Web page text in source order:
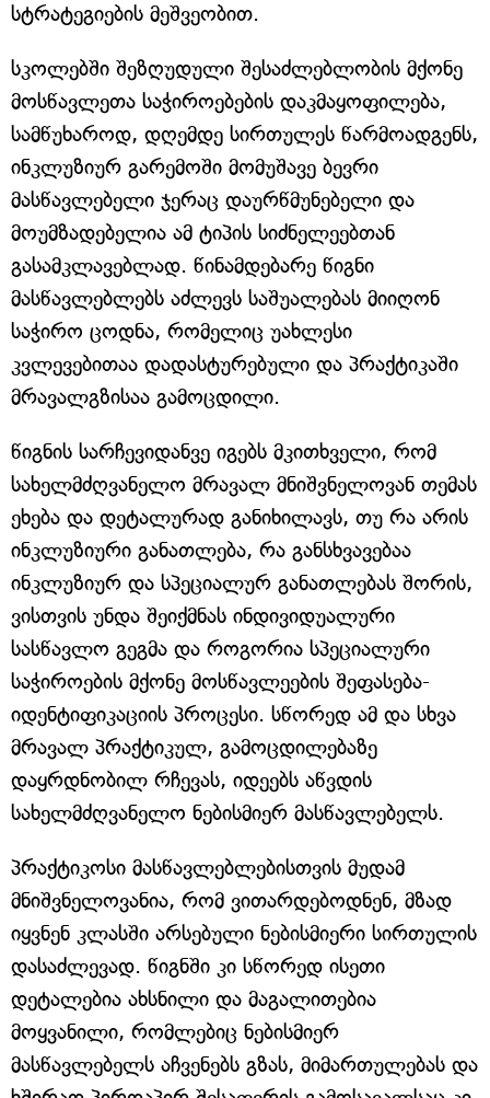
სტრატეგიების მეშვეობით.
სკოლებში შეზღუდული შესაძლებლობის მქონე
მოსწავლეთა საჭიროებების დაკმაყოფილება,
სამწუხაროდ, დღემდე სირთულეს წარმოადგენს,
ინკლუზიურ გარემოში მომუშავე ბევრი
მასწავლებელი ჯერაც დაურწმუნებელი და
მოუმზადებელია ამ ტიპის სიძნელეებთან
გასამკლავებლად. წინამდებარე წიგნი
მასწავლებლებს აძლევს საშუალებას მიიღონ
საჭირო ცოდნა, რომელიც უახლესი
კვლევებითაა დადასტურებული და პრაქტიკაში
მრავალგზისაა გამოცდილი.
წიგნის სარჩევიდანვე იგებს მკითხველი, რომ
სახელმძღვანელო მრავალ მნიშვნელოვან თემას
ეხება და დეტალურად განიხილავს, თუ რა არის
ინკლუზიური განათლება, რა განსხვავებაა
ინკლუზიურ და სპეციალურ განათლებას შორის,
ვისთვის უნდა შეიქმნას ინდივიდუალური
სასწავლო გეგმა და როგორია სპეციალური
საჭიროების მქონე მოსწავლეების შეფასება-
იდენტიფიკაციის პროცესი. სწორედ ამ და სხვა
მრავალ პრაქტიკულ, გამოცდილებაზე
დაყრდნობილ რჩევას, იდეებს აწვდის
სახელმძღვანელო ნებისმიერ მასწავლებელს.
პრაქტიკოსი მასწავლებლებისთვის მუდამ
მნიშვნელოვანია, რომ ვითარდებოდნენ, მზად
იყვნენ კლასში არსებული ნებისმიერი სირთულის
დასაძლევად. წიგნში კი სწორედ ისეთი
დეტალებია ახსნილი და მაგალითებია
მოყვანილი, რომლებიც ნებისმიერ
მასწავლებელს აჩვენებს გზას, მიმართულებას და